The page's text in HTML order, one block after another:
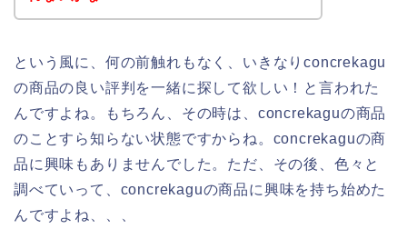
という風に、何の前触れもなく、いきなりconcrekagu
の商品の良い評判を一緒に探して欲しい！と言われた
んですよね。もちろん、その時は、concrekaguの商品
のことすら知らない状態ですからね。concrekaguの商
品に興味もありませんでした。ただ、その後、色々と
調べていって、concrekaguの商品に興味を持ち始めた
んですよね、、、